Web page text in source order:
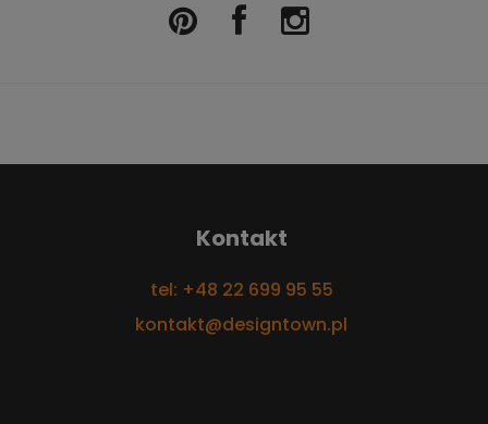
Kontakt
tel: +48 22 699 95 55
kontakt@designtown.pl